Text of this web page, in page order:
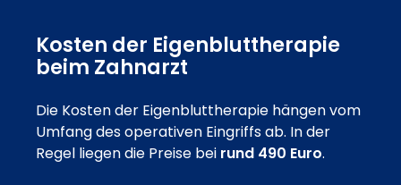
Kosten der Eigenbluttherapie
beim Zahnarzt
Die Kosten der Eigenbluttherapie hängen vom
Umfang des operativen Eingriffs ab. In der
Regel liegen die Preise bei rund 490 Euro.